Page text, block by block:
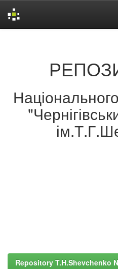
Repository T.H.Shevchenko